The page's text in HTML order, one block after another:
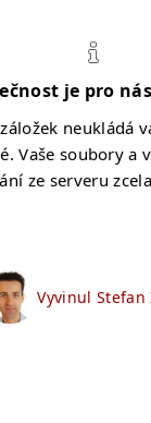
je pro
neukládá
Vaše soubory a
ze serveru
Vyvinul Stefan